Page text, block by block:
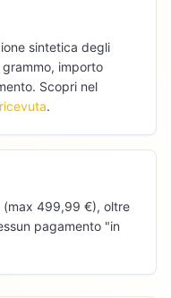
sintetica degli
importo
Scopri nel
.
(max 499,99 €), oltre
pagamento "in